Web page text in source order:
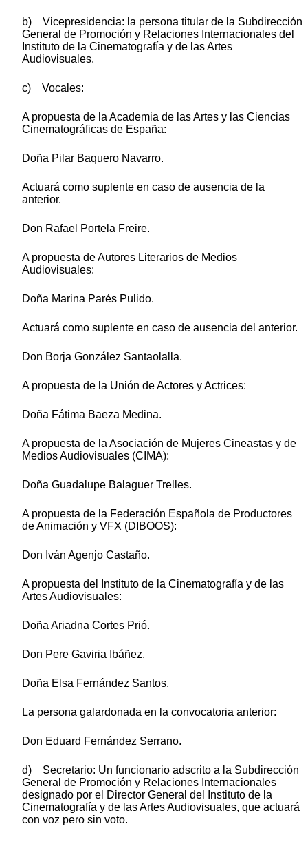
b) Vicepresidencia: la persona titular de la Subdirección
General de Promoción y Relaciones Internacionales del
Instituto de la Cinematografía y de las Artes
Audiovisuales.
c) Vocales:
A propuesta de la Academia de las Artes y las Ciencias
Cinematográficas de España:
Doña Pilar Baquero Navarro.
Actuará como suplente en caso de ausencia de la
anterior.
Don Rafael Portela Freire.
A propuesta de Autores Literarios de Medios
Audiovisuales:
Doña Marina Parés Pulido.
Actuará como suplente en caso de ausencia del anterior.
Don Borja González Santaolalla.
A propuesta de la Unión de Actores y Actrices:
Doña Fátima Baeza Medina.
A propuesta de la Asociación de Mujeres Cineastas y de
Medios Audiovisuales (CIMA):
Doña Guadalupe Balaguer Trelles.
A propuesta de la Federación Española de Productores
de Animación y VFX (DIBOOS):
Don Iván Agenjo Castaño.
A propuesta del Instituto de la Cinematografía y de las
Artes Audiovisuales:
Doña Ariadna Cortes Prió.
Don Pere Gaviria Ibáñez.
Doña Elsa Fernández Santos.
La persona galardonada en la convocatoria anterior:
Don Eduard Fernández Serrano.
d) Secretario: Un funcionario adscrito a la Subdirección
General de Promoción y Relaciones Internacionales
designado por el Director General del Instituto de la
Cinematografía y de las Artes Audiovisuales, que actuará
con voz pero sin voto.